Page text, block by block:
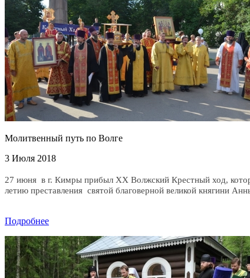
Молитвенный путь по Волге
3 Июля 2018
27 июня в г. Кимры прибыл ХХ Волжский Крестный ход,
летию преставления святой благоверной великой княгини
Подробнее